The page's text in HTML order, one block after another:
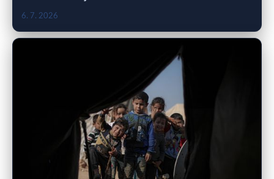
6. 7. 2026